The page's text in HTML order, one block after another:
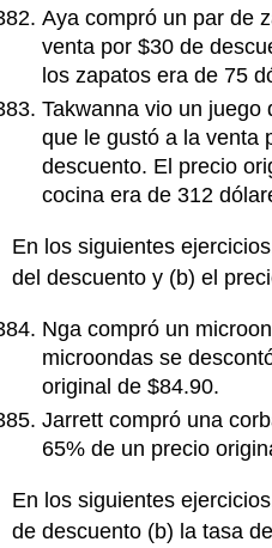
Aya compró un par de
venta por $30 de
los zapatos era de 75
Takwanna vio un juego
que le gustó a la venta
descuento. El precio
cocina era de 312
En los siguientes
del descuento y (b) el
Nga compró un
microondas se
original de $84.90.
Jarrett compró una
65% de un precio
En los siguientes
de descuento (b) la tasa